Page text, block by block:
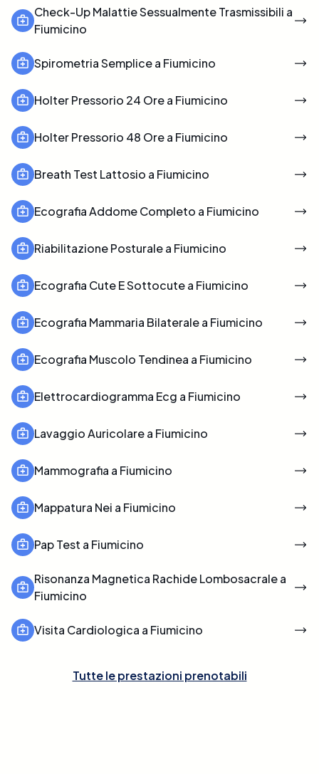
Check-Up Malattie Sessualmente Trasmissibili a
Fiumicino
Spirometria Semplice a Fiumicino
Holter Pressorio 24 Ore a Fiumicino
Holter Pressorio 48 Ore a Fiumicino
Breath Test Lattosio a Fiumicino
Ecografia Addome Completo a Fiumicino
Riabilitazione Posturale a Fiumicino
Ecografia Cute E Sottocute a Fiumicino
Ecografia Mammaria Bilaterale a Fiumicino
Ecografia Muscolo Tendinea a Fiumicino
Elettrocardiogramma Ecg a Fiumicino
Lavaggio Auricolare a Fiumicino
Mammografia a Fiumicino
Mappatura Nei a Fiumicino
Pap Test a Fiumicino
Risonanza Magnetica Rachide Lombosacrale a
Fiumicino
Visita Cardiologica a Fiumicino
Tutte le prestazioni prenotabili